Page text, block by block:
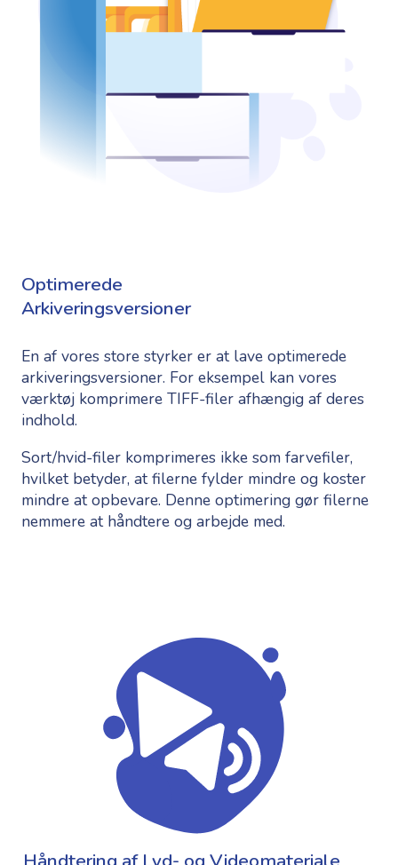
Optimerede
Arkiveringsversioner
En af vores store styrker er at lave optimerede
arkiveringsversioner. For eksempel kan vores
værktøj komprimere TIFF-filer afhængig af deres
indhold.
Sort/hvid-filer komprimeres ikke som farvefiler,
hvilket betyder, at filerne fylder mindre og koster
mindre at opbevare. Denne optimering gør filerne
nemmere at håndtere og arbejde med.